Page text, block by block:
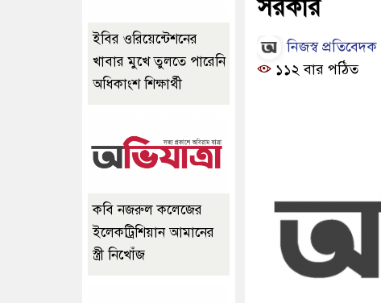
সরকার
নিজস্ব প্রতিবেদক
১১২ বার পঠিত
ইবির ওরিয়েন্টেশনের
খাবার মুখে তুলতে পারেনি
অধিকাংশ শিক্ষার্থী
কবি নজরুল কলেজের
ইলেকট্রিশিয়ান আমানের
স্ত্রী নিখোঁজ